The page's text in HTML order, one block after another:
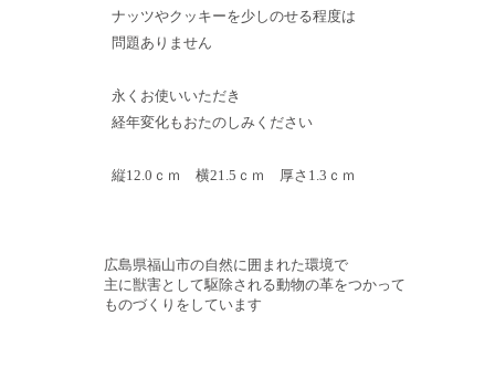
ナッツやクッキーを少しのせる程度は
問題ありません
永くお使いいただき
経年変化もおたのしみください
縦12.0ｃｍ 横21.5ｃｍ 厚さ1.3ｃｍ
広島県福山市の自然に囲まれた環境で
主に獣害として駆除される動物の革をつかって
ものづくりをしています